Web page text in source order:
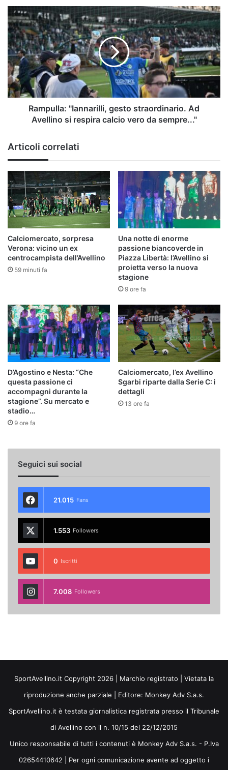
quante
sfide
nel
finale
di
stagione
Rampulla:
"Iannarilli,
gesto
straordinario.
Ad
Avellino
si
respira
calcio
Rampulla: "Iannarilli, gesto straordinario. Ad
Avellino si respira calcio vero da sempre..."
Articoli correlati
Calciomercato, sorpresa
Verona: vicino un ex
centrocampista dell’Avellino
59 minuti fa
Una notte di enorme
passione biancoverde in
Piazza Libertà: l’Avellino si
proietta verso la nuova
stagione
9 ore fa
D’Agostino e Nesta: “Che
questa passione ci
accompagni durante la
stagione”. Su mercato e
stadio…
9 ore fa
Calciomercato, l’ex Avellino
Sgarbi riparte dalla Serie C: i
dettagli
13 ore fa
Seguici sui social
21.015 Fans
1.553 Followers
0 Iscritti
7.008 Followers
SportAvellino.it Copyright 2026 | Marchio registrato | Vietata la
riproduzione anche parziale | Editore: Monkey Adv S.a.s.
SportAvellino.it è testata giornalistica registrata presso il Tribunale
di Avellino con il n. 10/15 del 22/12/2015
Unico responsabile di tutti i contenuti è Monkey Adv S.a.s. - P.Iva
02654410642 | Per ogni comunicazione avente ad oggetto i